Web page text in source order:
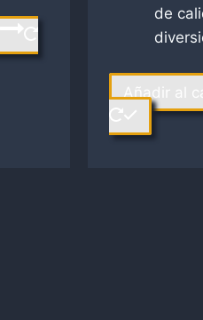
de
Añadir al